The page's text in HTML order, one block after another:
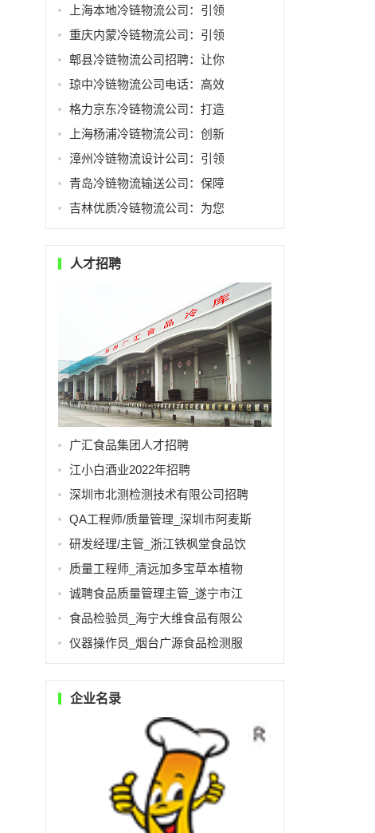
上海本地冷链物流公司：引领
重庆内蒙冷链物流公司：引领
郫县冷链物流公司招聘：让你
琼中冷链物流公司电话：高效
格力京东冷链物流公司：打造
上海杨浦冷链物流公司：创新
漳州冷链物流设计公司：引领
青岛冷链物流输送公司：保障
吉林优质冷链物流公司：为您
人才招聘
广汇食品集团人才招聘
江小白酒业2022年招聘
深圳市北测检测技术有限公司招聘
QA工程师/质量管理_深圳市阿麦斯
研发经理/主管_浙江铁枫堂食品饮
质量工程师_清远加多宝草本植物
诚聘食品质量管理主管_遂宁市江
食品检验员_海宁大维食品有限公
仪器操作员_烟台广源食品检测服
企业名录